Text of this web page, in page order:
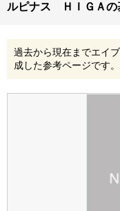
ルピナス ＨＩＧＡの
過去から現在までエイ
成した参考ページです。